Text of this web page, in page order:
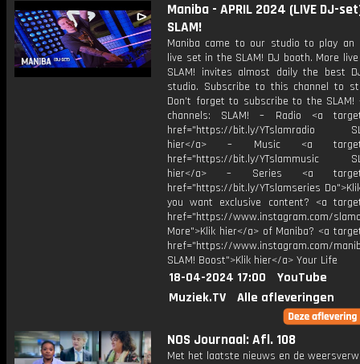
Maniba - APRIL 2024 (LIVE DJ-
SLAM!
Maniba came to our studio to play an
live set in the SLAM! DJ booth. More
SLAM! invites almost daily the best
studio. Subscribe to this channel to
Don’t forget to subscribe to the SLAM!
channels: SLAM! – Radio <a
href="https://bit.ly/YTslamradio
hier</a> – Music <a
href="https://bit.ly/YTslammusic
hier</a> – Series <a
href="https://bit.ly/YTslamseries
you want exclusive content? <a
href="https://www.instagram.com/
More">Klik hier</a> of Maniba? <a
href="https://www.instagram.com/
SLAM! Boost">Klik hier</a> Your Life
18-04-2024 17:00
YouTube
Muziek.TV
Alle afleveringen
NOS Journaal: Afl. 108
Met het laatste nieuws en de